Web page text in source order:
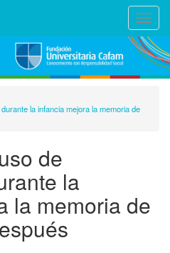
la infancia mejora la memoria de
de
la
la memoria de